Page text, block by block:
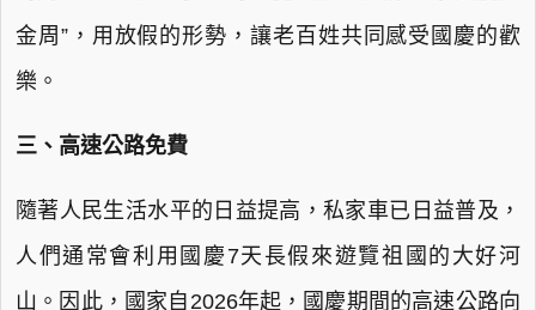
金周”，用放假的形勢，讓老百姓共同感受國慶的歡
樂。
三、高速公路免費
隨著人民生活水平的日益提高，私家車已日益普及，
人們通常會利用國慶7天長假來遊覽祖國的大好河
山。因此，國家自2026年起，國慶期間的高速公路向